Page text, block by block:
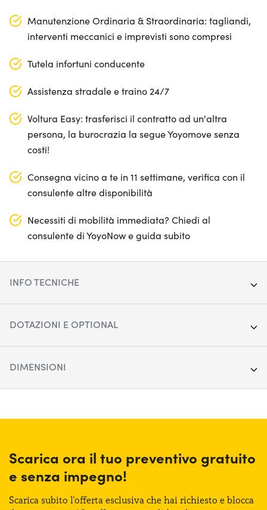
Manutenzione Ordinaria & Straordinaria: tagliandi,
interventi meccanici e imprevisti sono compresi
Tutela infortuni conducente
Assistenza stradale e traino 24/7
Voltura Easy: trasferisci il contratto ad un'altra
persona, la burocrazia la segue Yoyomove senza
costi!
Consegna vicino a te in 11 settimane, verifica con il
consulente altre disponibilità
Necessiti di mobilità immediata? Chiedi al
consulente di YoyoNow e guida subito
INFO TECNICHE
Alimentazione:
Posti auto:
Potenza:150 CV
DOTAZIONI E OPTIONAL
Fari anteriori LED
Keyless entry
DIMENSIONI
Altezza: 147 cm
Bagagliaio (max):1700 lt
Scarica ora il tuo preventivo gratuito
e senza impegno!
Scarica subito l'offerta esclusiva che hai richiesto e blocca